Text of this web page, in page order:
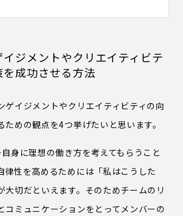
ジメントやクリエイティビテ
を成功させる方法
ゲイジメントやクリエイティビティの向
めの観点を4つ挙げたいと思います。
身に理想の働き方を考えてもらうこと
律性を高めるためには「私はこうした
大切だといえます。そのためチームのリ
コミュニケーションをとってメンバーの